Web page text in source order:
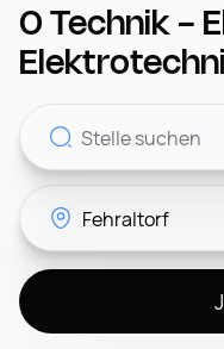
Für Arbeitgeber
Kontakt
0 Technik -